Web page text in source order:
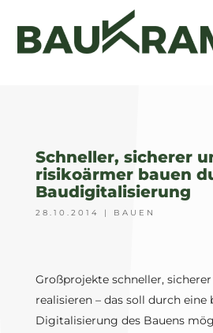
Schneller, sicherer
risikoärmer bauen
Baudigitalisierung
28.10.2014 | BAUEN
Großprojekte schneller,
realisieren – das soll durch eine
Digitalisierung des Bauens